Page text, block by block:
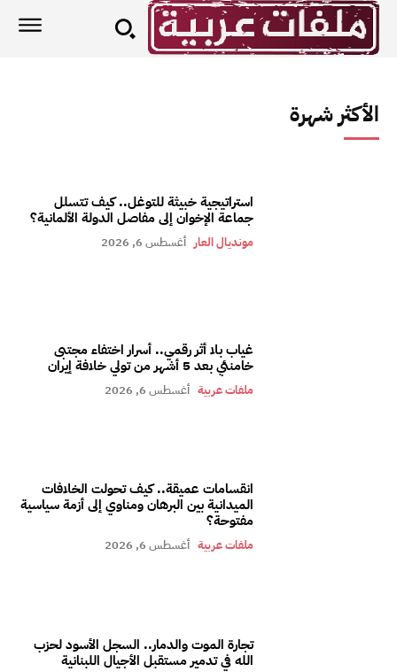
الأكثر شهرة
استراتيجية خبيثة للتوغل.. كيف تتسلل
جماعة الإخوان إلى مفاصل الدولة الألمانية؟
مونديال العار أغسطس 6, 2026
غياب بلا أثر رقمي.. أسرار اختفاء مجتبى
خامنئي بعد 5 أشهر من تولي خلافة إيران
ملفات عربية أغسطس 6, 2026
انقسامات عميقة.. كيف تحولت الخلافات
الميدانية بين البرهان ومناوي إلى أزمة سياسية
مفتوحة؟
ملفات عربية أغسطس 6, 2026
تجارة الموت والدمار.. السجل الأسود لحزب
الله في تدمير مستقبل الأجيال اللبنانية